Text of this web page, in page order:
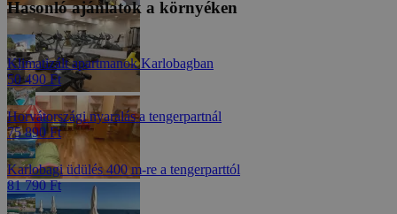
Hasonló ajánlatok a környéken
Klimatizált apartmanok Karlobagban
50 490 Ft
Horvátországi nyaralás a tengerpartnál
75 890 Ft
Karlobagi üdülés 400 m-re a tengerparttól
81 790 Ft